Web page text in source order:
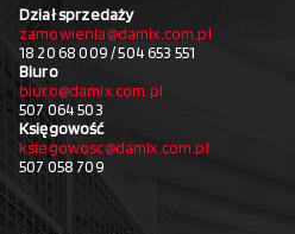
Dział sprzedaży
zamowienia@damix.com.pl
18 20 68 009 / 504 653 551
Biuro
biuro@damix.com.pl
507 064 503
Księgowość
ksiegowosc@damix.com.pl
507 058 709